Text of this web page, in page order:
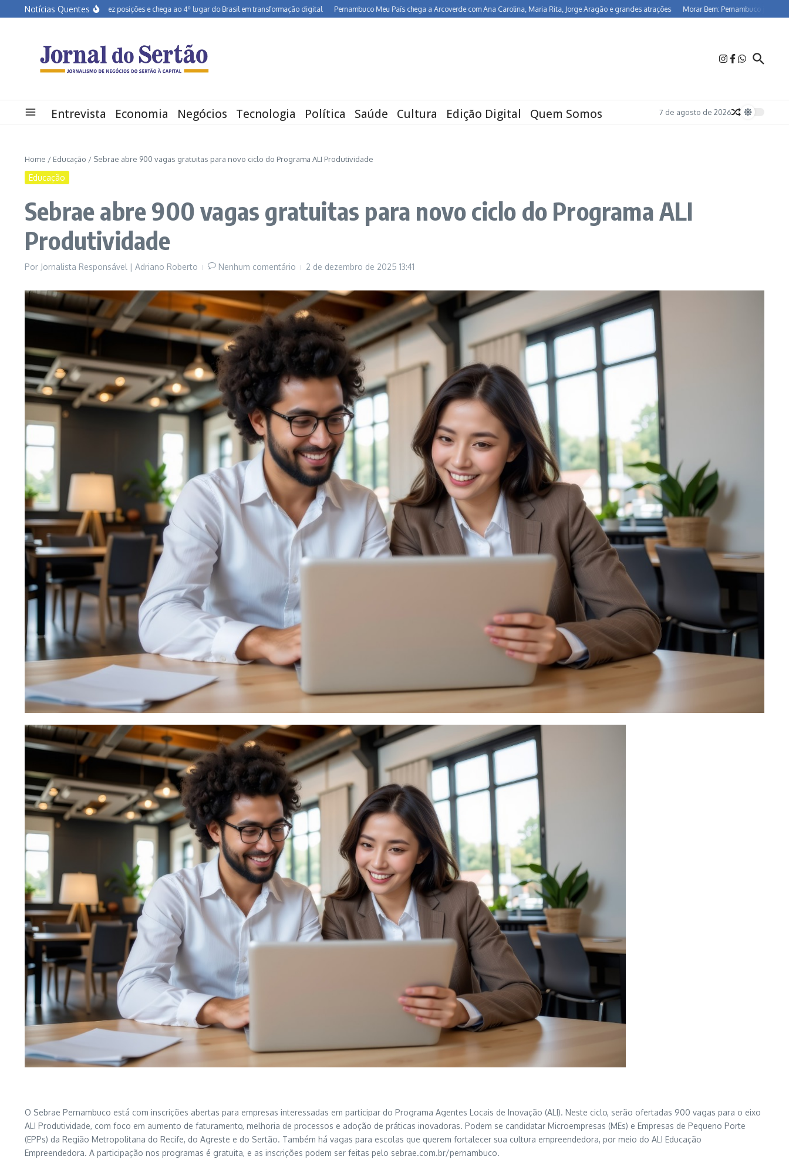
Ir para o conteúdo
Notícias Quentes
Pernambuco salta dez posições e chega ao 4º lugar do Brasil em transformação digital Pernambuco Meu País chega a Arcoverde com Ana Carolina, Maria Rita, Jorge Aragão e grandes atrações Morar Bem: Pernambuco já beneficia 26,5
Entrevista Economia Negócios Tecnologia Política Saúde Cultura Edição Digital Quem Somos 7 de agosto de 2026
Home / Educação / Sebrae abre 900 vagas gratuitas para novo ciclo do Programa ALI Produtividade
Educação
Sebrae abre 900 vagas gratuitas para novo ciclo do Programa ALI
Produtividade
Por Jornalista Responsável | Adriano Roberto Nenhum comentário 2 de dezembro de 2025 13:41
O Sebrae Pernambuco está com inscrições abertas para empresas interessadas em participar do Programa Agentes Locais de Inovação (ALI). Neste ciclo, serão ofertadas 900 vagas para o eixo
ALI Produtividade, com foco em aumento de faturamento, melhoria de processos e adoção de práticas inovadoras. Podem se candidatar Microempresas (MEs) e Empresas de Pequeno Porte
(EPPs) da Região Metropolitana do Recife, do Agreste e do Sertão. Também há vagas para escolas que querem fortalecer sua cultura empreendedora, por meio do ALI Educação
Empreendedora. A participação nos programas é gratuita, e as inscrições podem ser feitas pelo sebrae.com.br/pernambuco.